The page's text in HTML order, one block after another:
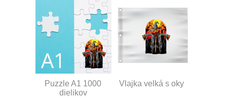
Puzzle A1 1000
dielikov
Vlajka velká s oky